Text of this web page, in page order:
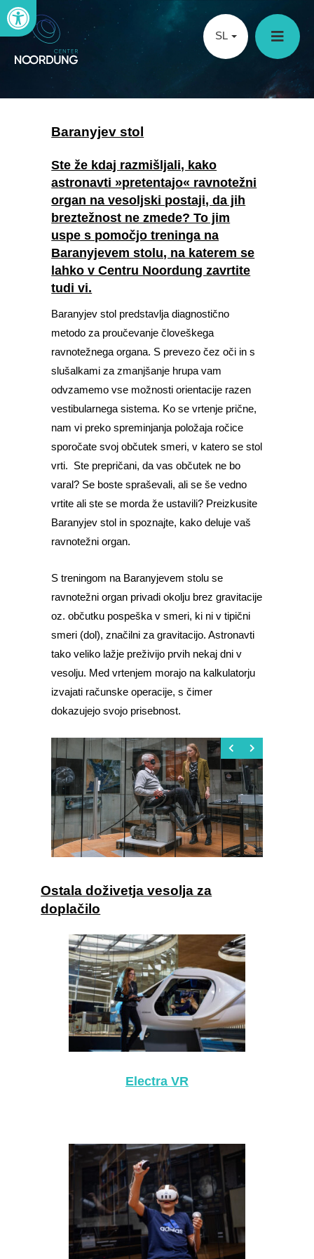
Open toolbar
SL
Baranyjev stol
Ste že kdaj razmišljali, kako
astronavti »pretentajo« ravnotežni
organ na vesoljski postaji, da jih
breztežnost ne zmede? To jim
uspe s pomočjo treninga na
Baranyjevem stolu, na katerem se
lahko v Centru Noordung zavrtite
tudi vi.
Baranyjev stol predstavlja diagnostično
metodo za proučevanje človeškega
ravnotežnega organa. S prevezo čez oči in s
slušalkami za zmanjšanje hrupa vam
odvzamemo vse možnosti orientacije razen
vestibularnega sistema. Ko se vrtenje prične,
nam vi preko spreminjanja položaja ročice
sporočate svoj občutek smeri, v katero se stol
vrti. Ste prepričani, da vas občutek ne bo
varal? Se boste spraševali, ali se še vedno
vrtite ali ste se morda že ustavili? Preizkusite
Baranyjev stol in spoznajte, kako deluje vaš
ravnotežni organ.
S treningom na Baranyjevem stolu se
ravnotežni organ privadi okolju brez gravitacije
oz. občutku pospeška v smeri, ki ni v tipični
smeri (dol), značilni za gravitacijo. Astronavti
tako veliko lažje preživijo prvih nekaj dni v
vesolju. Med vrtenjem morajo na kalkulatorju
izvajati računske operacije, s čimer
dokazujejo svojo prisebnost.
Ostala doživetja vesolja za
doplačilo
Electra VR